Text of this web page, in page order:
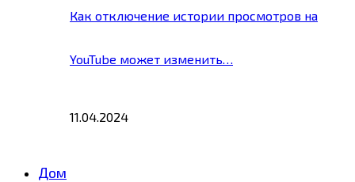
Как отключение истории просмотров на
YouTube может изменить…
11.04.2024
Дом